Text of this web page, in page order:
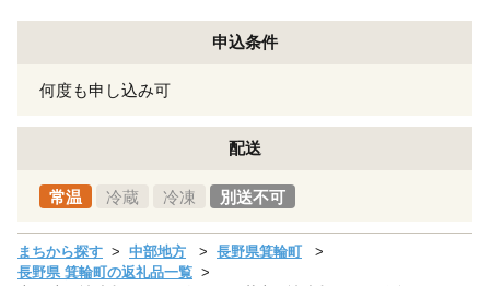
申込条件
何度も申し込み可
配送
常温 冷蔵 冷凍 別送不可
まちから探す 中部地方
長野県箕輪町
長野県 箕輪町の返礼品一覧